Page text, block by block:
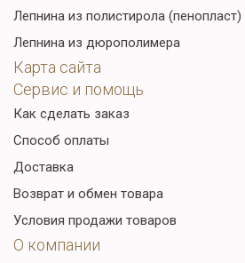
Лепнина из полистирола (пенопласт)
Лепнина из дюрополимера
Карта сайта
Сервис и помощь
Как сделать заказ
Способ оплаты
Доставка
Возврат и обмен товара
Условия продажи товаров
О компании